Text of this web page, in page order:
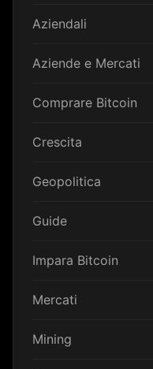
Aziendali
Aziende e Mercati
Comprare Bitcoin
Crescita
Geopolitica
Guide
Impara Bitcoin
Mercati
Mining